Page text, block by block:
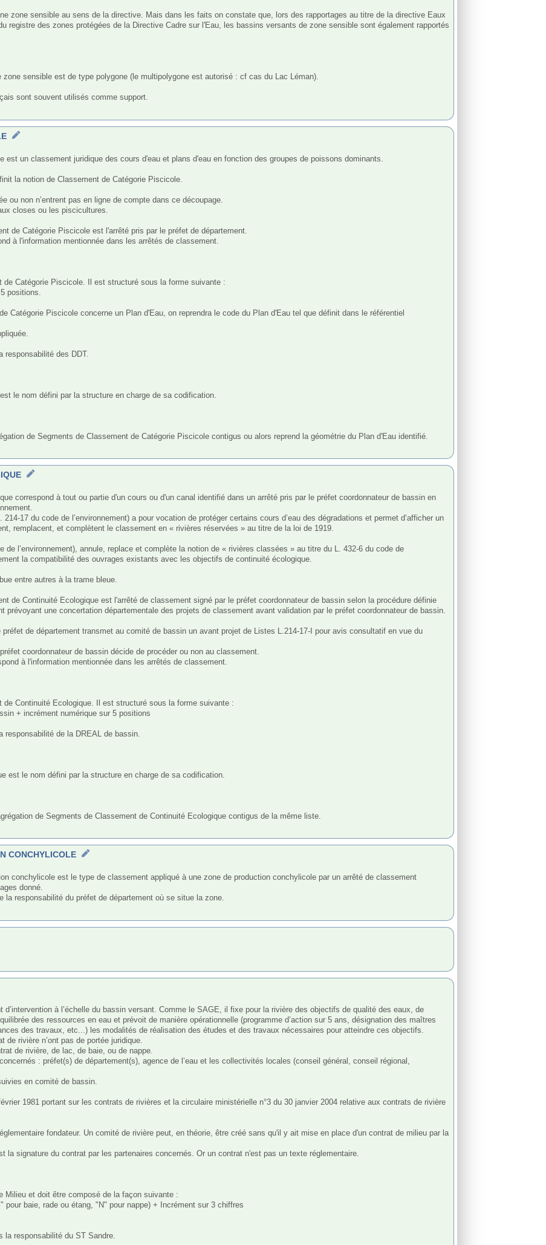
zone sensible au sens de la directive. Mais dans les faits on constate que, lors des rapportages au titre de la directive Eaux
registre des zones protégées de la Directive Cadre sur l'Eau, les bassins versants de zone sensible sont également rapportés
sensible est de type polygone (le multipolygone est autorisé : cf cas du Lac Léman).
sont souvent utilisés comme support.
la notion de Classement de Catégorie Piscicole.
ou non n’entrent pas en ligne de compte dans ce découpage.
closes ou les piscicultures.
de Catégorie Piscicole est l'arrêté pris par le préfet de département.
à l'information mentionnée dans les arrêtés de classement.
Catégorie Piscicole. Il est structuré sous la forme suivante :
positions.
Catégorie Piscicole concerne un Plan d'Eau, on reprendra le code du Plan d'Eau tel que définit dans le référentiel
responsabilité des DDT.
le nom défini par la structure en charge de sa codification.
de Segments de Classement de Catégorie Piscicole contigus ou alors reprend la géométrie du Plan d'Eau identifié.
17 du code de l’environnement) a pour vocation de protéger certains cours d’eau des dégradations et permet d’afficher un
remplacent, et complètent le classement en « rivières réservées » au titre de la loi de 1919.
de l’environnement), annule, replace et complète la notion de « rivières classées » au titre du L. 432-6 du code de
la compatibilité des ouvrages existants avec les objectifs de continuité écologique.
entre autres à la trame bleue.
de Continuité Ecologique est l'arrêté de classement signé par le préfet coordonnateur de bassin selon la procédure définie
prévoyant une concertation départementale des projets de classement avant validation par le préfet coordonnateur de bassin.
de département transmet au comité de bassin un avant projet de Listes L.214-17-I pour avis consultatif en vue du
coordonnateur de bassin décide de procéder ou non au classement.
à l'information mentionnée dans les arrêtés de classement.
Continuité Ecologique. Il est structuré sous la forme suivante :
+ incrément numérique sur 5 positions
responsabilité de la DREAL de bassin.
est le nom défini par la structure en charge de sa codification.
de Segments de Classement de Continuité Ecologique contigus de la même liste.
CONCHYLICOLE
donné.
la responsabilité du préfet de département où se situe la zone.
des ressources en eau et prévoit de manière opérationnelle (programme d’action sur 5 ans, désignation des maîtres
des travaux, etc...) les modalités de réalisation des études et des travaux nécessaires pour atteindre ces objectifs.
rivière n’ont pas de portée juridique.
de rivière, de lac, de baie, ou de nappe.
: préfet(s) de département(s), agence de l’eau et les collectivités locales (conseil général, conseil régional,
en comité de bassin.
1981 portant sur les contrats de rivières et la circulaire ministérielle n°3 du 30 janvier 2004 relative aux contrats de rivière
fondateur. Un comité de rivière peut, en théorie, être créé sans qu'il y ait mise en place d'un contrat de milieu par la
la signature du contrat par les partenaires concernés. Or un contrat n'est pas un texte réglementaire.
Milieu et doit être composé de la façon suivante :
baie, rade ou étang, "N" pour nappe) + Incrément sur 3 chiffres
la responsabilité du ST Sandre.